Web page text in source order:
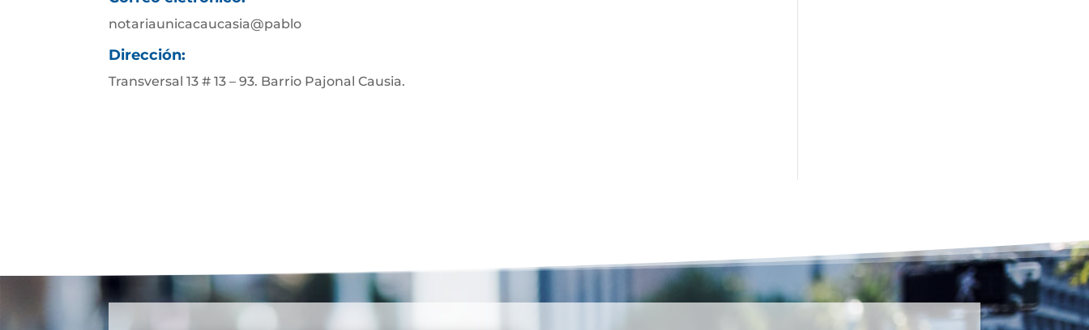
notariaunicacaucasia@pablo
Dirección:
Transversal 13 # 13 – 93. Barrio Pajonal Causia.